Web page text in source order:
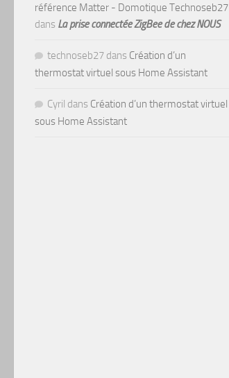
référence Matter - Domotique Technoseb27
dans La prise connectée ZigBee de chez NOUS
technoseb27 dans Création d’un
thermostat virtuel sous Home Assistant
Cyril dans Création d’un thermostat virtuel
sous Home Assistant